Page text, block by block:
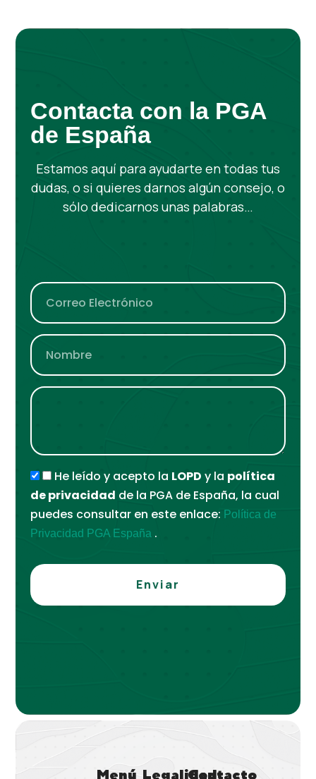
Contacta con la PGA
de España
Estamos aquí para ayudarte en todas tus
dudas, o si quieres darnos algún consejo, o
sólo dedicarnos unas palabras…
He leído y acepto la LOPD y la política
de privacidad de la PGA de España, la cual
puedes consultar en este enlace: Política de
Privacidad PGA España .
Enviar
Menú LegalidadContacto